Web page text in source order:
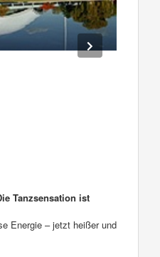
Tanzsensation ist
Energie – jetzt heißer und